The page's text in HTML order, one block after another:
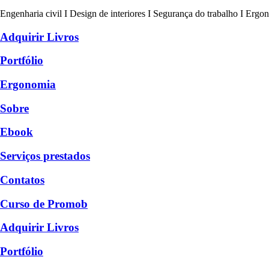
Engenharia civil I Design de interiores I Segurança do trabalho I
Adquirir Livros
Portfólio
Ergonomia
Sobre
Ebook
Serviços prestados
Contatos
Curso de Promob
Adquirir Livros
Portfólio